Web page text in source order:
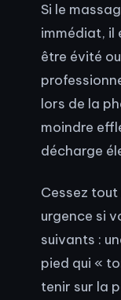
Si le
immédiat, il
être évité
lors de la
moindre
décharge
Cessez
urgence si
suivants :
pied qui «
tenir sur la